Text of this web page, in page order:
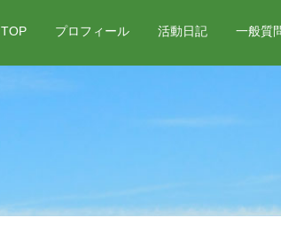
TOP プロフィール 活動日記 一般質